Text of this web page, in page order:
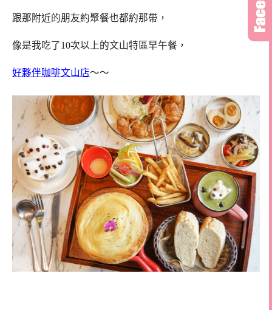
跟那附近的朋友約聚餐也都約那帶，
像是我吃了10次以上的文山特區早午餐，
好夥伴咖啡文山店～～